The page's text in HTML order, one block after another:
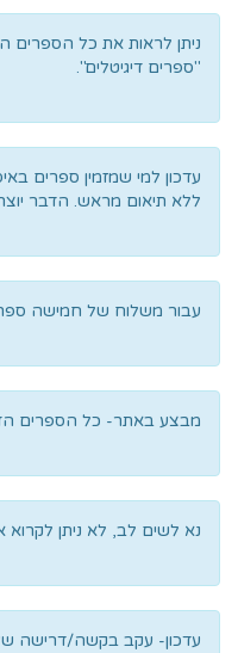
ניתן לראות את כל הספרים
"ספרים דיגיטלים".
עדכון למי שמזמין ספרים
ללא תיאום מראש. הדבר
עבור משלוח של חמישה
מבצע באתר- כל הספרים הדיגיטלים
נא לשים לב, לא ניתן לקרוא
עדכון- עקב בקשה/דרישה